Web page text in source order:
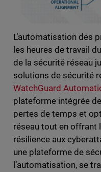
L’automatisation des
les heures de travail
de la sécurité réseau
solutions de sécurité
WatchGuard
plateforme intégrée
pertes de temps et
réseau tout en offrant
résilience aux
une plateforme de
l’automatisation, se